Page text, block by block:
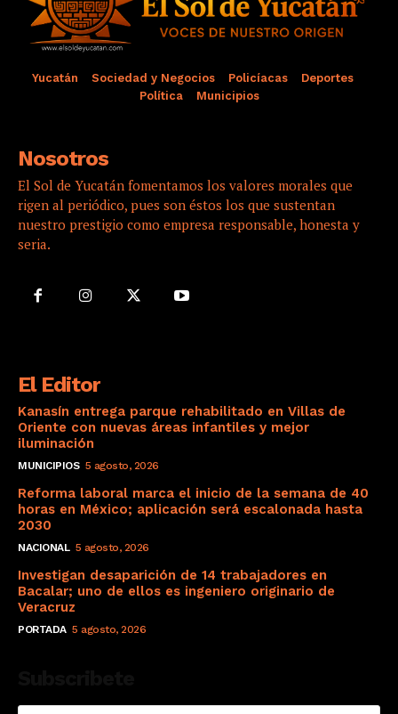
Yucatán Sociedad y Negocios Policíacas
Deportes
Política
Municipios
Nosotros
El Sol de Yucatán fomentamos los valores morales que
rigen al periódico, pues son éstos los que sustentan
nuestro prestigio como empresa responsable, honesta y
seria.
El Editor
Kanasín entrega parque rehabilitado en Villas de
Oriente con nuevas áreas infantiles y mejor
iluminación
MUNICIPIOS 5 agosto, 2026
Reforma laboral marca el inicio de la semana de 40
horas en México; aplicación será escalonada hasta
2030
NACIONAL 5 agosto, 2026
Investigan desaparición de 14 trabajadores en
Bacalar; uno de ellos es ingeniero originario de
Veracruz
PORTADA 5 agosto, 2026